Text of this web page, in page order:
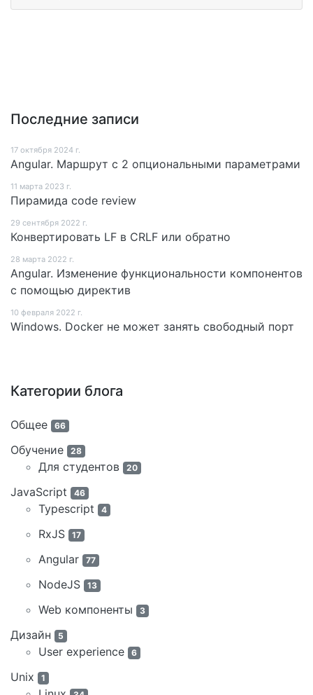
Последние записи
17 октября 2024 г.
Angular. Маршрут c 2 опциональными параметрами
11 мартa 2023 г.
Пирамида code review
29 сентября 2022 г.
Конвертировать LF в CRLF или обратно
28 мартa 2022 г.
Angular. Изменение функциональности компонентов
с помощью директив
10 февраля 2022 г.
Windows. Docker не может занять свободный порт
Категории блога
Общее 66
Обучение 28
Для студентов 20
JavaScript 46
Typescript 4
RxJS 17
Angular 77
NodeJS 13
Web компоненты 3
Дизайн 5
User experience 6
Unix 1